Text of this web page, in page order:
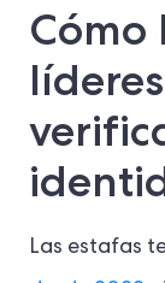
Cómo
Las estafas